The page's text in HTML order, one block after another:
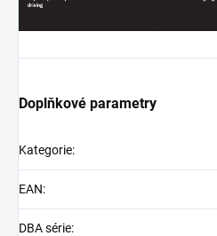
Doplňkové parametry
Kategorie:
EAN:
DBA série: